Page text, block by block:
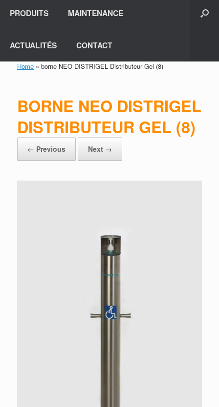
PRODUITS MAINTENANCE
ACTUALITÉS CONTACT
Home » borne NEO DISTRIGEL Distributeur Gel (8)
BORNE NEO DISTRIGEL
DISTRIBUTEUR GEL (8)
← Previous Next →